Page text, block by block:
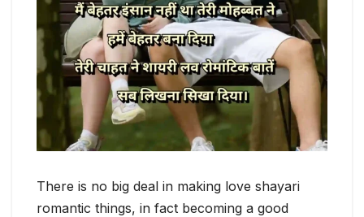
There is no big deal in making love shayari
romantic things, in fact becoming a good